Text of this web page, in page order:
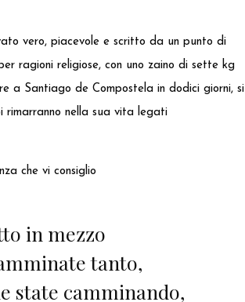
vero, piacevole e scritto da un punto di
ragioni religiose, con uno zaino di sette kg
a Santiago de Compostela in dodici giorni, si
rimarranno nella sua vita legati
che vi consiglio
in mezzo
tanto,
state camminando,